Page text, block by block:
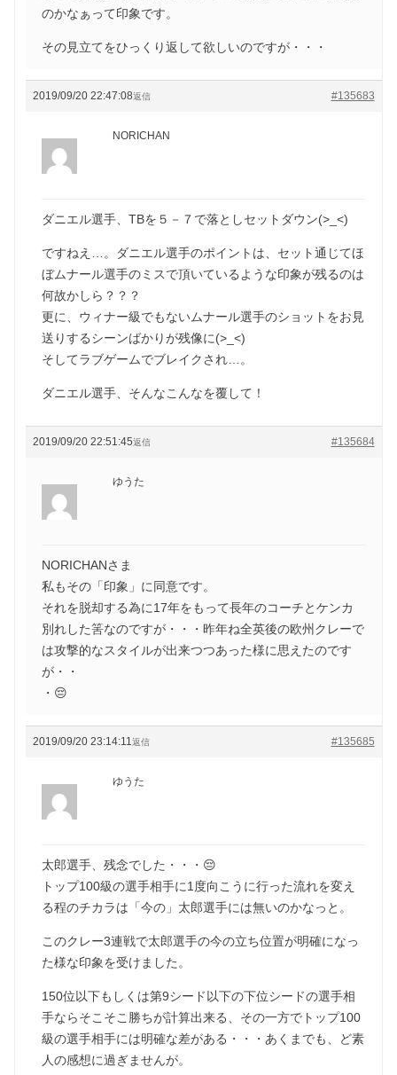
のかなぁって印象です。
その見立てをひっくり返して欲しいのですが・・・
2019/09/20 22:47:08 #135683
返信
NORICHAN
ダニエル選手、TBを５－７で落としセットダウン(>_<)
ですねえ…。ダニエル選手のポイントは、セット通じてほ
ぼムナール選手のミスで頂いているような印象が残るのは
何故かしら？？？
更に、ウィナー級でもないムナール選手のショットをお見
送りするシーンばかりが残像に(>_<)
そしてラブゲームでブレイクされ…。
ダニエル選手、そんなこんなを覆して！
2019/09/20 22:51:45 #135684
返信
ゆうた
NORICHANさま
私もその「印象」に同意です。
それを脱却する為に17年をもって長年のコーチとケンカ
別れした筈なのですが・・・昨年ね全英後の欧州クレーで
は攻撃的なスタイルが出来つつあった様に思えたのです
が・・
・😔
2019/09/20 23:14:11 #135685
返信
ゆうた
太郎選手、残念でした・・・😔
トップ100級の選手相手に1度向こうに行った流れを変え
る程のチカラは「今の」太郎選手には無いのかなっと。
このクレー3連戦で太郎選手の今の立ち位置が明確になっ
た様な印象を受けました。
150位以下もしくは第9シード以下の下位シードの選手相
手ならそこそこ勝ちが計算出来る、その一方でトップ100
級の選手相手には明確な差がある・・・あくまでも、ど素
人の感想に過ぎませんが。